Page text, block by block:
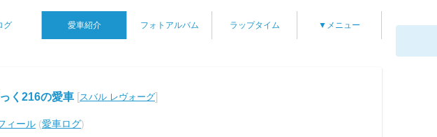
グ 愛車紹介 フォトアルバム ラップタイム ▼メニュー
く216の愛車 [スバル レヴォーグ]
ィール (愛車ログ)